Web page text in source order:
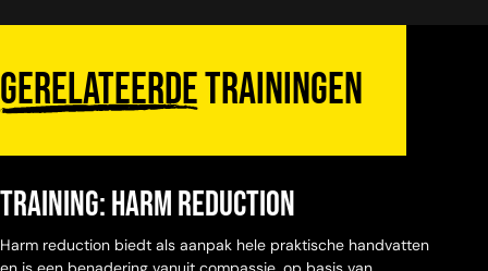
Gerelateerdetrainingen
Training: Harm Reduction
Harm reduction biedt als aanpak hele praktische handvatten